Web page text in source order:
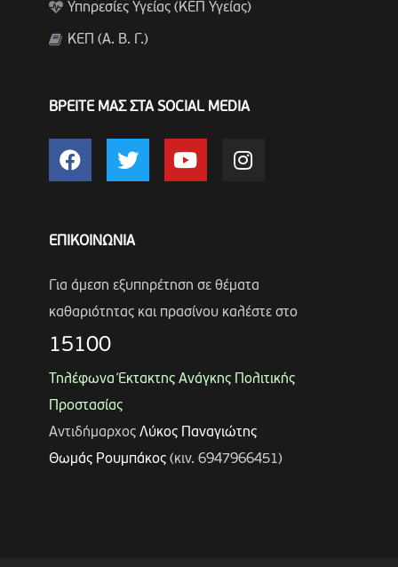
Υπηρεσίες Υγείας (ΚΕΠ Υγείας)
ΚΕΠ (Α. Β. Γ.)
ΒΡΕΙΤΕ ΜΑΣ ΣΤΑ SOCIAL MEDIA
ΕΠΙΚΟΙΝΩΝΙΑ
Για άμεση εξυπηρέτηση σε θέματα
καθαριότητας και πρασίνου καλέστε στο
15100
Τηλέφωνα Έκτακτης Ανάγκης Πολιτικής
Προστασίας
Αντιδήμαρχος Λύκος Παναγιώτης
Θωμάς Ρουμπάκος(κιν. 6947966451)